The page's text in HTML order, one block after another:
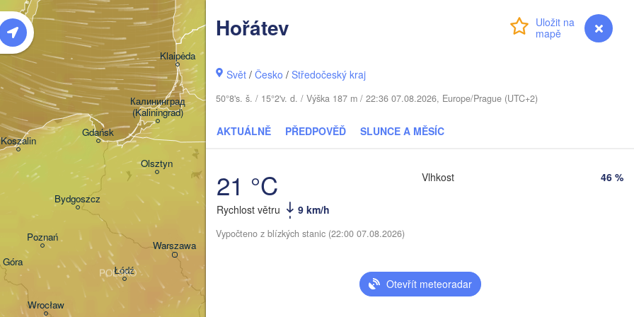
myVentusky Předpověď
Hořátev
Svět /Česko /Středočeský kraj
50°8's. š. / 15°2'v. d. / Výška 187 m / 22:36 07.08.2026, Europe/Prague (UTC+2)
AKTUÁLNĚ PŘEDPOVĚĎ SLUNCE A MĚSÍC
21 °C
Rychlost větru 9 km/h
Vlhkost 46 %
Vypočteno z blízkých stanic (22:00 07.08.2026)
Otevřít meteoradar
Warszawa
Łódź
Wrocław
Poznań
Olsztyn
Koszalin
Klaipėda
Góra
Gdańsk
Калининград
(Kaliningrad)
Bydgoszcz
POLSKO
Пінск
Смоленск
(Smolensk)
Брэст
Брянск